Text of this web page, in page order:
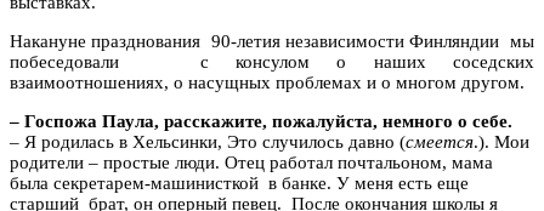
Накануне празднования 90-летия независимости Финляндии мы
побеседовали с консулом о наших соседских
взаимоотношениях, о насущных проблемах и о многом другом.
– Госпожа Паула, расскажите, пожалуйста, немного о себе.
– Я родилась в Хельсинки, Это случилось давно (смеется.). Мои
родители – простые люди. Отец работал почтальоном, мама
была секретарем-машинисткой в банке. У меня есть еще
старший брат, он оперный певец. После окончания школы я